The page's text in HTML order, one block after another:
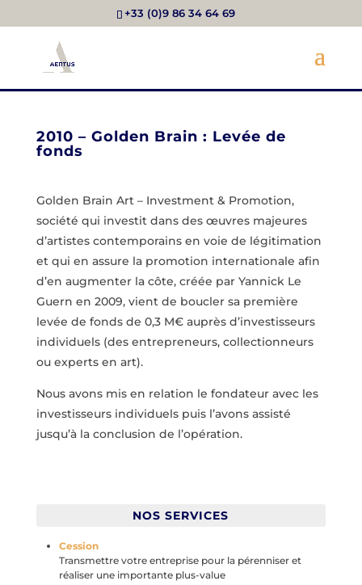
+33 (0)9 86 34 64 69
2010 – Golden Brain : Levée de
fonds
Golden Brain Art – Investment & Promotion,
société qui investit dans des œuvres majeures
d’artistes contemporains en voie de légitimation
et qui en assure la promotion internationale afin
d’en augmenter la côte, créée par Yannick Le
Guern en 2009, vient de boucler sa première
levée de fonds de 0,3 M€ auprès d’investisseurs
individuels (des entrepreneurs, collectionneurs
ou experts en art).
Nous avons mis en relation le fondateur avec les
investisseurs individuels puis l’avons assisté
jusqu’à la conclusion de l’opération.
NOS SERVICES
Cession
Transmettre votre entreprise pour la pérenniser et
réaliser une importante plus-value